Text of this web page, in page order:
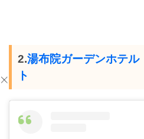
2.湯布院ガーデンホテル
ト